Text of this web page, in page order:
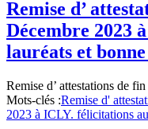
Remise d’
Décembre 2023
lauréats et
Remise d’ attestations de
Mots-clés :Remise d'
2023 à ICLY. félicitations